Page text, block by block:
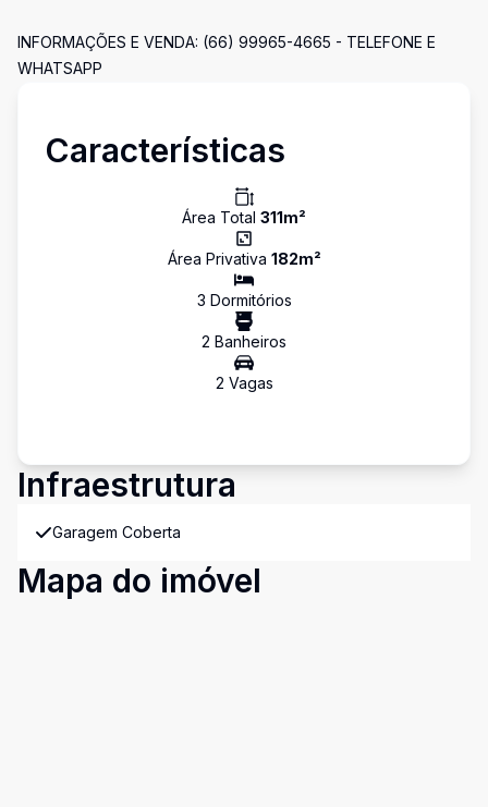
INFORMAÇÕES E VENDA: (66) 99965-4665 - TELEFONE E
WHATSAPP
Características
Área Total 311m²
Área Privativa 182m²
3 Dormitórios
2 Banheiros
2 Vagas
Infraestrutura
Garagem Coberta
Mapa do imóvel